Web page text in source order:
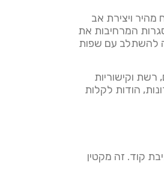
מהיר ויצירת אב
המרחיבות את
להשתלב עם שפות
וקישוריות
הודות לקלות
קוד. זה מקטין